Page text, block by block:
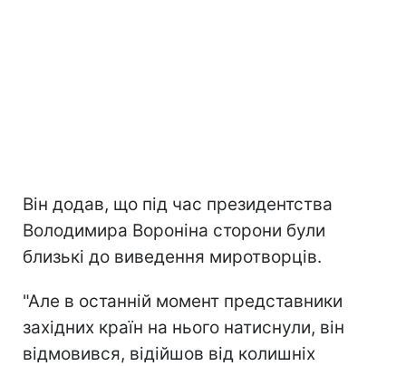
Він додав, що під час президентства
Володимира Вороніна сторони були
близькі до виведення миротворців.
"Але в останній момент представники
західних країн на нього натиснули, він
відмовився, відійшов від колишніх